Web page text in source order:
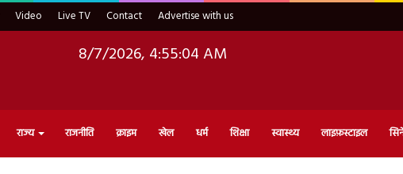
Video Live TV Contact Advertise with us
8/7/2026, 4:55:05 AM
राज्य राजनीति क्राइम खेल धर्म शिक्षा स्वास्थ्य लाइफ़स्टाइल